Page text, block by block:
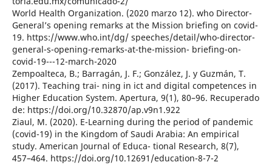
World Health Organization. (2020 marzo 12). who Director-
General’s opening remarks at the Mission briefing on covid-
19. https://www.who.int/dg/ speeches/detail/who-director-
general-s-opening-remarks-at-the-mission- briefing-on-
covid-19---12-march-2020
Zempoalteca, B.; Barragán, J. F.; González, J. y Guzmán, T.
(2017). Teaching trai- ning in ict and digital competences in
Higher Education System. Apertura, 9(1), 80–96. Recuperado
de: https://doi.org/10.32870/ap.v9n1.922
Ziaul, M. (2020). E-Learning during the period of pandemic
(covid-19) in the Kingdom of Saudi Arabia: An empirical
study. American Journal of Educa- tional Research, 8(7),
457–464. https://doi.org/10.12691/education-8-7-2